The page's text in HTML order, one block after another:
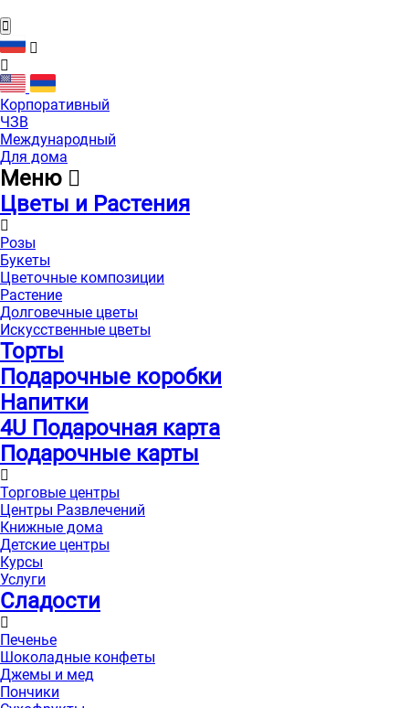
Корпоративный
ЧЗВ
Международный
Для дома
Меню
Цветы и Растения
Розы
Букеты
Цветочные композиции
Растение
Долговечные цветы
Искусственные цветы
Торты
Подарочные коробки
Напитки
4U Подарочная карта
Подарочные карты
Торговые центры
Центры Развлечений
Книжные дома
Детские центры
Курсы
Услуги
Сладости
Печенье
Шоколадные конфеты
Джемы и мед
Пончики